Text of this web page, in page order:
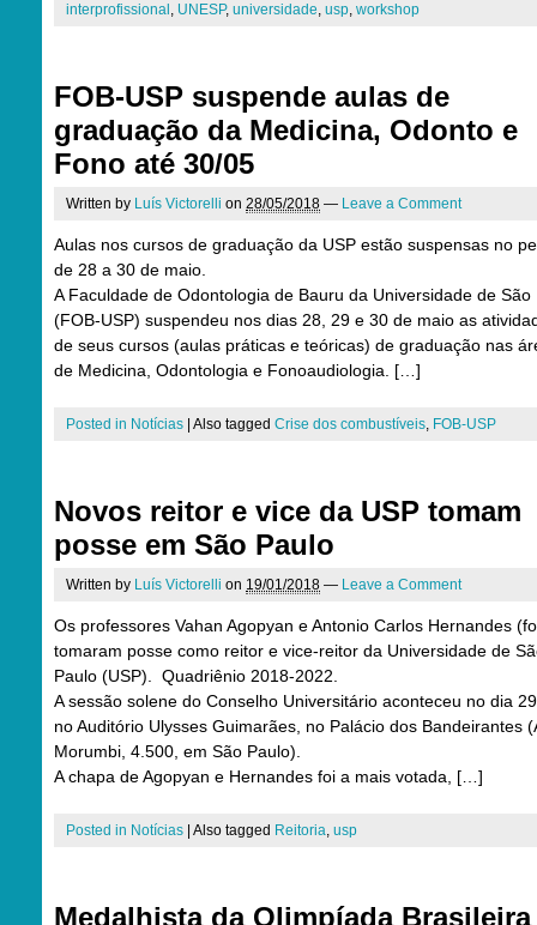
interprofissional , UNESP, universidade, usp, workshop
FOB-USP suspende aulas de
graduação da Medicina, Odonto e
Fono até 30/05
Written by Luís Victorelli on 28/05/2018 — Leave a Comment
Aulas nos cursos de graduação da USP estão suspensas no
de 28 a 30 de maio.
A Faculdade de Odontologia de Bauru da Universidade de São
(FOB-USP) suspendeu nos dias 28, 29 e 30 de maio as
de seus cursos (aulas práticas e teóricas) de graduação nas
de Medicina, Odontologia e Fonoaudiologia. […]
Posted in Notícias Also tagged Crise dos combustíveis, FOB-USP
Novos reitor e vice da USP tomam
posse em São Paulo
Written by Luís Victorelli on 19/01/2018 — Leave a Comment
Os professores Vahan Agopyan e Antonio Carlos Hernandes
tomaram posse como reitor e vice-reitor da Universidade de
Paulo (USP). Quadriênio 2018-2022.
A sessão solene do Conselho Universitário aconteceu no dia
no Auditório Ulysses Guimarães, no Palácio dos Bandeirantes
Morumbi, 4.500, em São Paulo).
A chapa de Agopyan e Hernandes foi a mais votada, […]
Posted in Notícias Also tagged Reitoria, usp
Medalhista da Olimpíada Brasileira